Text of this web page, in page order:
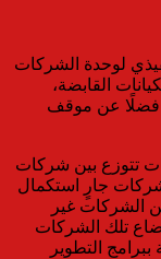
لوحدة الشركات
القابضة،
فضلًا عن موقف
تتوزع بين شركات
جارٍ استكمال
الشركات غير
تلك الشركات
التطوير